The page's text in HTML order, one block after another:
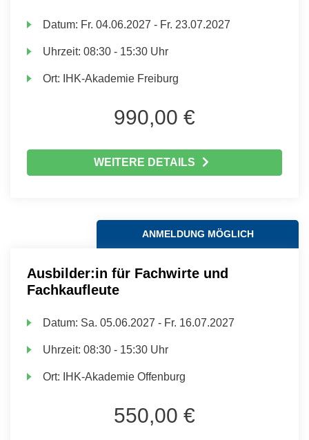
Datum: Fr. 04.06.2027 - Fr. 23.07.2027
Uhrzeit:08:30 - 15:30 Uhr
Ort: IHK-Akademie Freiburg
990,00 €
WEITERE DETAILS
ANMELDUNG MÖGLICH
Ausbilder:in für Fachwirte und
Fachkaufleute
Datum: Sa. 05.06.2027 - Fr. 16.07.2027
Uhrzeit:08:30 - 15:30 Uhr
Ort: IHK-Akademie Offenburg
550,00 €